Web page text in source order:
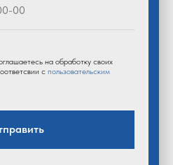
на обработку своих
с пользовательским